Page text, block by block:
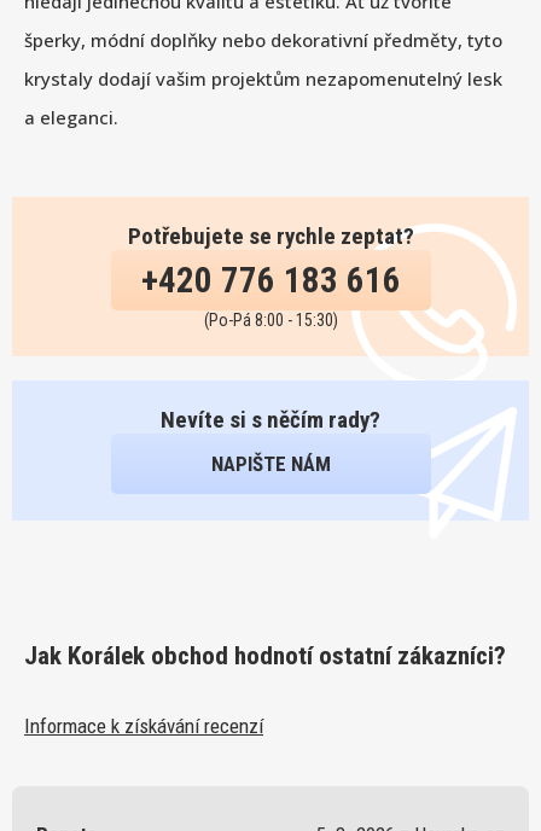
šperky, módní doplňky nebo dekorativní předměty, tyto
krystaly dodají vašim projektům nezapomenutelný lesk
a eleganci.
Potřebujete se rychle zeptat?
+420 776 183 616
(Po-Pá 8:00 - 15:30)
Nevíte si s něčím rady?
NAPIŠTE NÁM
Jak Korálek obchod hodnotí ostatní zákazníci?
Informace k získávání recenzí